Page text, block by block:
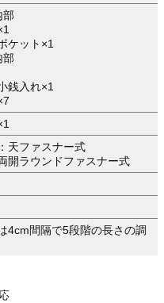
部
ケット×1
部
銭入れ×1
天ファスナー式
開ラウンドファスナー式
4cm間隔で5段階の長さの調